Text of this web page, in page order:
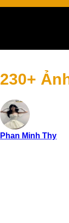
230+
Phan Minh Thy